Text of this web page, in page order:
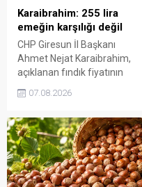
Karaibrahim: 255 lira
emeğin karşılığı değil
CHP Giresun İl Başkanı
Ahmet Nejat Karaibrahim,
açıklanan fındık fiyatının
karşısında yetersiz kaldığını
emeğinin korunmasını
istedi. Karaibrahim,
sürdürülebilir üretim için
fiyat politikasının yeniden
değerlendirilmesi gerektiğini
07.08.2026